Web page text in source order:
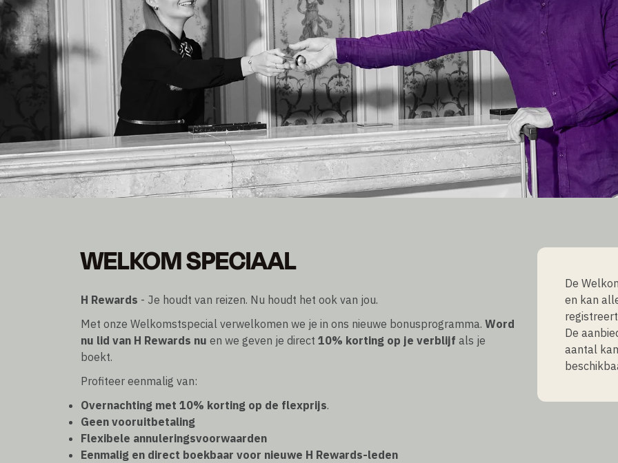
10% korting
WELKOM SPECIAAL
H Rewards - Je houdt van reizen. Nu houdt het ook van jou.
Met onze Welkomstspecial verwelkomen we je in ons nieuwe bonusprogramma. Word
nu lid van H Rewards nu en we geven je direct 10% korting op je verblijf als je
boekt.
Profiteer eenmalig van:
Overnachting met 10% korting op de flexprijs.
Geen vooruitbetaling
Flexibele annuleringsvoorwaarden
Eenmalig en direct boekbaar voor nieuwe H Rewards-leden
De
en kan
De
aantal